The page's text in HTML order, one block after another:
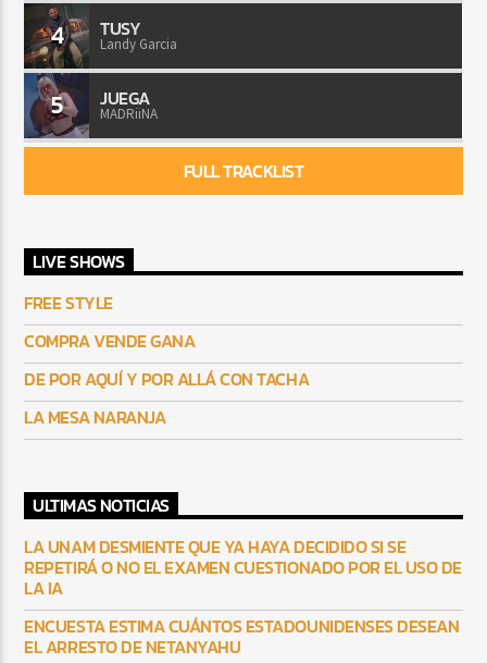
4 TUSY
Landy Garcia
5 JUEGA
MADRiiNA
FULL TRACKLIST
LIVE SHOWS
FREE STYLE
COMPRA VENDE GANA
DE POR AQUÍ Y POR ALLÁ CON TACHA
LA MESA NARANJA
ULTIMAS NOTICIAS
LA UNAM DESMIENTE QUE YA HAYA DECIDIDO SI SE
REPETIRÁ O NO EL EXAMEN CUESTIONADO POR EL USO DE
LA IA
ENCUESTA ESTIMA CUÁNTOS ESTADOUNIDENSES DESEAN
EL ARRESTO DE NETANYAHU